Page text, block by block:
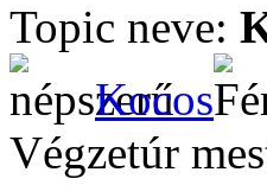
Topic neve:
Kocos
Végzetúr